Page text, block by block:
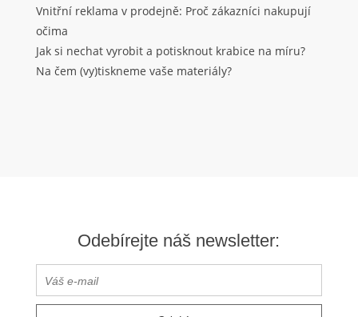
Vnitřní reklama v prodejně: Proč zákazníci nakupují
očima
Jak si nechat vyrobit a potisknout krabice na míru?
Na čem (vy)tiskneme vaše materiály?
Odebírejte náš newsletter: